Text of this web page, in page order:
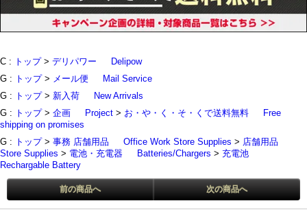
C : トップ> デリパワー
Delipow
G : トップ> メール便
Mail Service
G : トップ> 新入荷
New Arrivals
G : トップ> 企画 Project > お・や・く・そ・くで送料無料
Free
shipping on promises
G : トップ> 事務 店舗用品 Office Work Store Supplies > 店舗用品
Store Supplies > 電池・充電器 Batteries/Chargers > 充電池
Rechargable Battery
前の商品へ 次の商品へ